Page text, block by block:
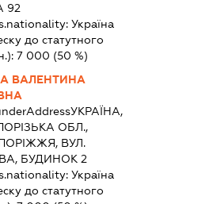
92
Україна
до статутного
7 000 (50 %)
ВАЛЕНТИНА
УКРАЇНА,
ОБЛ.,
ВУЛ.
БУДИНОК 2
Україна
до статутного